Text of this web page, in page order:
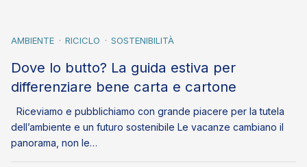
AMBIENTE RICICLO SOSTENIBILITÀ
Dove lo butto? La guida estiva per
differenziare bene carta e cartone
Riceviamo e pubblichiamo con grande piacere per la tutela
dell’ambiente e un futuro sostenibile Le vacanze cambiano il
panorama, non le…